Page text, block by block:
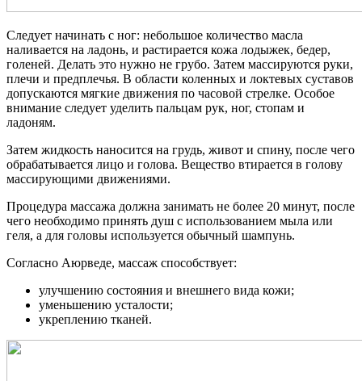
Следует начинать с ног: небольшое количество масла
наливается на ладонь, и растирается кожа лодыжек, бедер,
голеней. Делать это нужно не грубо. Затем массируются руки,
плечи и предплечья. В области коленных и локтевых суставов
допускаются мягкие движения по часовой стрелке. Особое
внимание следует уделить пальцам рук, ног, стопам и
ладоням.
Затем жидкость наносится на грудь, живот и спину, после чего
обрабатывается лицо и голова. Вещество втирается в голову
массирующими движениями.
Процедура массажа должна занимать не более 20 минут, после
чего необходимо принять душ с использованием мыла или
геля, а для головы используется обычный шампунь.
Согласно Аюрведе, массаж способствует:
улучшению состояния и внешнего вида кожи;
уменьшению усталости;
укреплению тканей.